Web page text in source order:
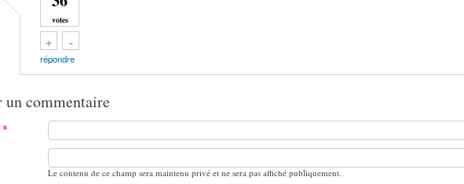
votes
+
Vote up!-
Vote down!
répondre
commentaire
*
Le contenu de ce champ sera maintenu privé et ne sera pas affiché publiquement.